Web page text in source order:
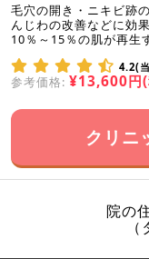
毛穴の開き・ニキビ跡
んじわの改善などに効
10％～15％の肌が再生
4.2(
参考価格: ¥13,600円
クリニ
院の